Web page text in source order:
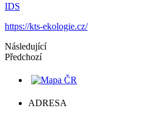
IDS
https://kts-ekologie.cz/
Následující
Předchozí
ADRESA